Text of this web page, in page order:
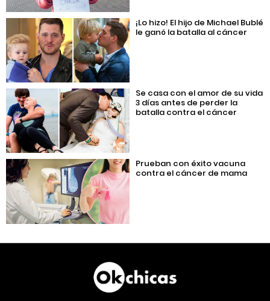
¡Lo hizo! El hijo de Michael Bublé
le ganó la batalla al cáncer
Se casa con el amor de su vida
3 días antes de perder la
batalla contra el cáncer
Prueban con éxito vacuna
contra el cáncer de mama